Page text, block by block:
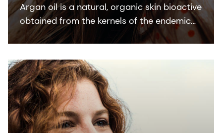
Argan oil is a natural, organic skin bioactive
obtained from the kernels of the endemic
argan tree (Argania Spinosa kernel oil). This
and NATRUE organic certified.